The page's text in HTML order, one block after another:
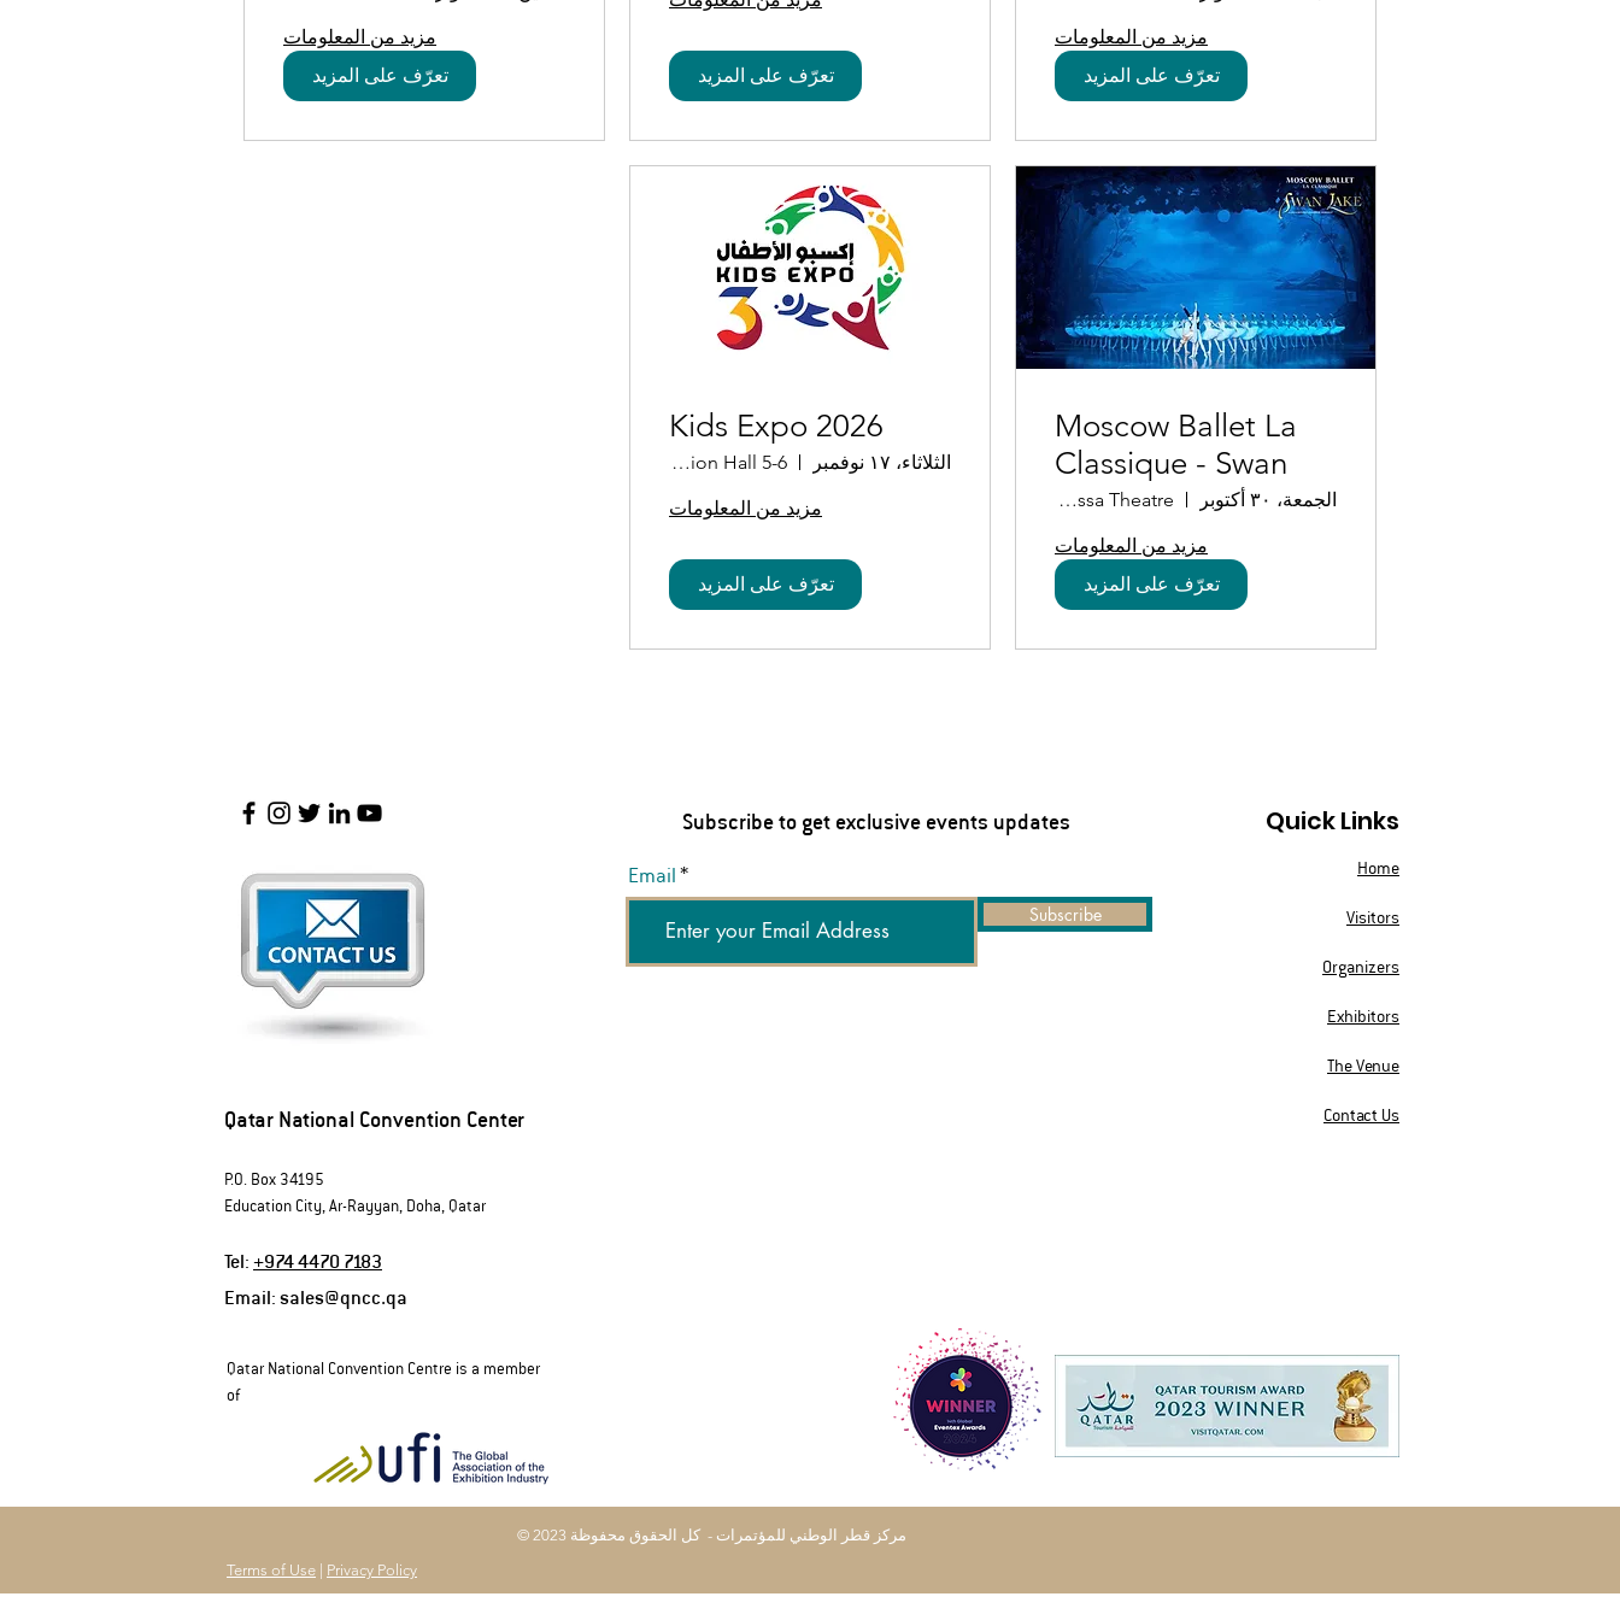
مزيد من المعلومات
تعرّف على المزيد
تعرّف على المزيد
مزيد من المعلومات
تعرّف على المزيد
Moscow Ballet La
Classique - Swan
Lake
الجمعة، ٣٠ أكتوبر
Al Mayassa Theatre
مزيد من المعلومات
تعرّف على المزيد
Kids Expo 2026
الثلاثاء، ١٧ نوفمبر
Exhibition Hall 5-6
مزيد من المعلومات
تعرّف على المزيد
Qatar National Convention Center
Quick Links
Home
Visitors
Organizers
Exhibitors
The Venue
Contact Us
Subscribe to get exclusive events updates
Email
Subscribe
P.O. Box 34195
Education City, Ar-Rayyan, Doha, Qatar
Tel:+974 4470 7183
Email:sales@qncc.qa
Qatar National Convention Centre is a member
of
© 2023 مركز قطر الوطني للمؤتمرات - كل الحقوق محفوظة
Terms of Use | Privacy Policy